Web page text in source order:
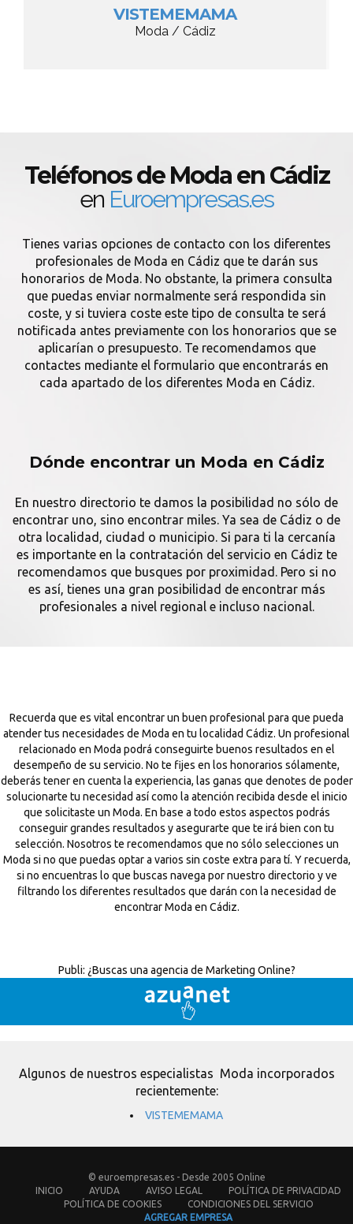
VISTEMEMAMA
Moda / Cádiz
Teléfonos de Moda en Cádiz
en Euroempresas.es
Tienes varias opciones de contacto con los diferentes
profesionales de Moda en Cádiz que te darán sus
honorarios de Moda. No obstante, la primera consulta
que puedas enviar normalmente será respondida sin
coste, y si tuviera coste este tipo de consulta te será
notificada antes previamente con los honorarios que se
aplicarían o presupuesto. Te recomendamos que
contactes mediante el formulario que encontrarás en
cada apartado de los diferentes Moda en Cádiz.
Dónde encontrar un Moda en Cádiz
En nuestro directorio te damos la posibilidad no sólo de
encontrar uno, sino encontrar miles. Ya sea de Cádiz o de
otra localidad, ciudad o municipio. Si para ti la cercanía
es importante en la contratación del servicio en Cádiz te
recomendamos que busques por proximidad. Pero si no
es así, tienes una gran posibilidad de encontrar más
profesionales a nivel regional e incluso nacional.
Recuerda que es vital encontrar un buen profesional para que pueda
atender tus necesidades de Moda en tu localidad Cádiz. Un profesional
relacionado en Moda podrá conseguirte buenos resultados en el
desempeño de su servicio. No te fijes en los honorarios sólamente,
deberás tener en cuenta la experiencia, las ganas que denotes de poder
solucionarte tu necesidad así como la atención recibida desde el inicio
que solicitaste un Moda. En base a todo estos aspectos podrás
conseguir grandes resultados y asegurarte que te irá bien con tu
selección. Nosotros te recomendamos que no sólo selecciones un
Moda si no que puedas optar a varios sin coste extra para tí. Y recuerda,
si no encuentras lo que buscas navega por nuestro directorio y ve
filtrando los diferentes resultados que darán con la necesidad de
encontrar Moda en Cádiz.
Publi: ¿Buscas una agencia de Marketing Online?
Algunos de nuestros especialistas Moda incorporados
recientemente:
VISTEMEMAMA
© euroempresas.es - Desde 2005 Online
INICIO
AYUDA AVISO LEGAL
POLÍTICA DE PRIVACIDAD
POLÍTICA DE COOKIES
CONDICIONES DEL SERVICIO
AGREGAR EMPRESA